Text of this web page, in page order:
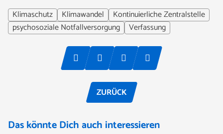
Klimaschutz
Klimawandel
Kontinuierliche Zentralstelle
psychosoziale Notfallversorgung
Verfassung
ZURÜCK
Das könnte Dich auch interessieren